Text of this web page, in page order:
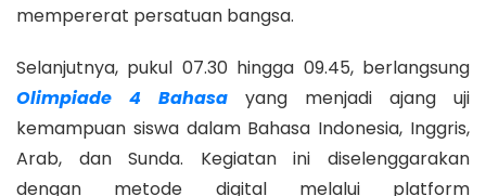
mempererat persatuan bangsa.
Selanjutnya, pukul 07.30 hingga 09.45, berlangsung
Olimpiade 4 Bahasa
yang menjadi ajang uji
kemampuan siswa dalam Bahasa Indonesia, Inggris,
Arab, dan Sunda. Kegiatan ini diselenggarakan
dengan metode digital melalui platform